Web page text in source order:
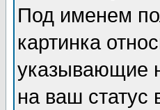
Под именем
картинка
указывающие
на ваш статус